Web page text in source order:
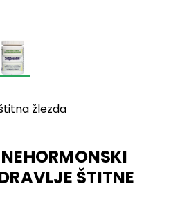
žlezda
ŠTITNE